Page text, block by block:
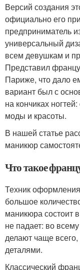
Версий создания
официально его
предприниматель
универсальный
всем девушкам и
Представил
Париже, что дало
вариант был с
на кончиках
моды и красоты.
В нашей статье
маникюр
Что такое
Техник
большое
маникюра состоит
не падает: во
делают чаще
деталями.
Классический